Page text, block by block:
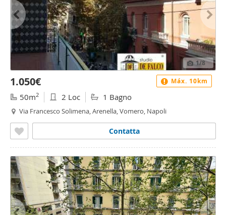
1/8
1.050€
50m2 2 Loc 1 Bagno
Via Francesco Solimena, Arenella, Vomero, Napoli
Contatta
Máx. 10km